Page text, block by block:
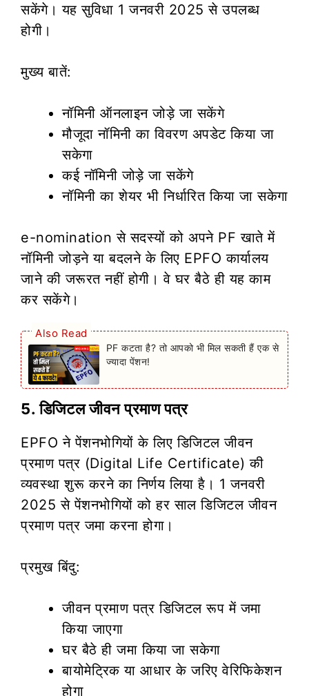
सकेंगे। यह सुविधा 1 जनवरी 2025 से उपलब्ध
होगी।
मुख्य बातें:
नॉमिनी ऑनलाइन जोड़े जा सकेंगे
मौजूदा नॉमिनी का विवरण अपडेट किया जा
सकेगा
कई नॉमिनी जोड़े जा सकेंगे
नॉमिनी का शेयर भी निर्धारित किया जा सकेगा
e-nomination से सदस्यों को अपने PF खाते में
नॉमिनी जोड़ने या बदलने के लिए EPFO कार्यालय
जाने की जरूरत नहीं होगी। वे घर बैठे ही यह काम
कर सकेंगे।
Also Read
PF कटता है? तो आपको भी मिल सकती हैं एक से
ज्यादा पेंशन!
5. डिजिटल जीवन प्रमाण पत्र
EPFO ने पेंशनभोगियों के लिए डिजिटल जीवन
प्रमाण पत्र (Digital Life Certificate) की
व्यवस्था शुरू करने का निर्णय लिया है। 1 जनवरी
2025 से पेंशनभोगियों को हर साल डिजिटल जीवन
प्रमाण पत्र जमा करना होगा।
प्रमुख बिंदु:
जीवन प्रमाण पत्र डिजिटल रूप में जमा
किया जाएगा
घर बैठे ही जमा किया जा सकेगा
बायोमेट्रिक या आधार के जरिए वेरिफिकेशन
होगा